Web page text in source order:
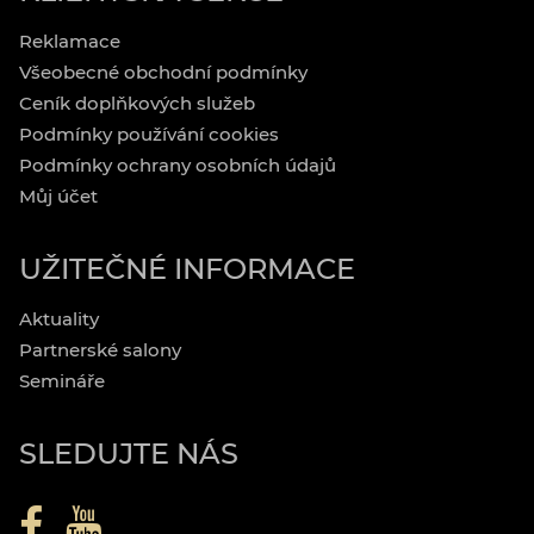
Reklamace
Všeobecné obchodní podmínky
Ceník doplňkových služeb
Podmínky používání cookies
Podmínky ochrany osobních údajů
Můj účet
UŽITEČNÉ INFORMACE
Aktuality
Partnerské salony
Semináře
SLEDUJTE NÁS